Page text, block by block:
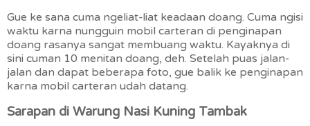
Gue ke sana cuma ngeliat-liat keadaan doang. Cuma ngisi
waktu karna nungguin mobil carteran di penginapan
doang rasanya sangat membuang waktu. Kayaknya di
sini cuman 10 menitan doang, deh. Setelah puas jalan-
jalan dan dapat beberapa foto, gue balik ke penginapan
karna mobil carteran udah datang.
Sarapan di Warung Nasi Kuning Tambak